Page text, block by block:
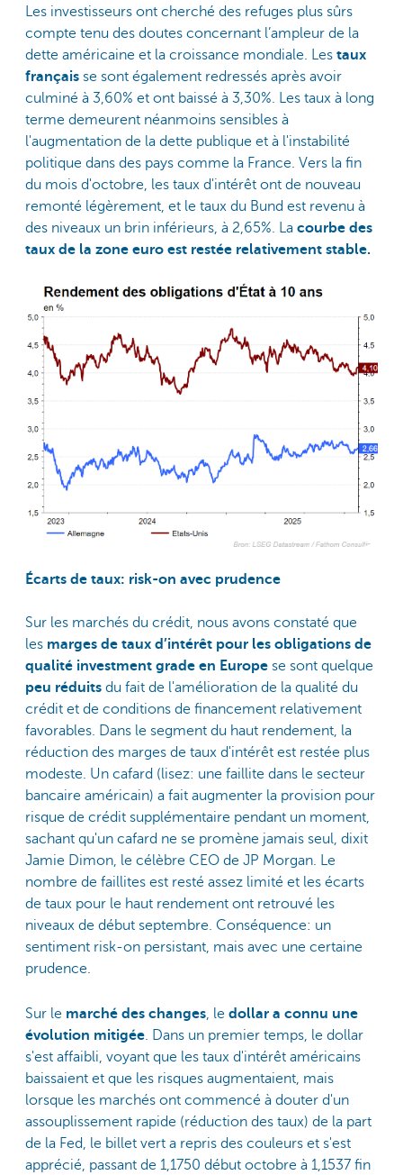
Les investisseurs ont cherché des refuges plus sûrs
compte tenu des doutes concernant l’ampleur de la
dette américaine et la croissance mondiale. Les taux
français se sont également redressés après avoir
culminé à 3,60% et ont baissé à 3,30%. Les taux à long
terme demeurent néanmoins sensibles à
l'augmentation de la dette publique et à l'instabilité
politique dans des pays comme la France. Vers la fin
du mois d'octobre, les taux d'intérêt ont de nouveau
remonté légèrement, et le taux du Bund est revenu à
des niveaux un brin inférieurs, à 2,65%. La courbe des
taux de la zone euro est restée relativement stable.
Écarts de taux: risk-on avec prudence
Sur les marchés du crédit, nous avons constaté que
les marges de taux d’intérêt pour les obligations de
qualité investment grade en Europe se sont quelque
peu réduits du fait de l'amélioration de la qualité du
crédit et de conditions de financement relativement
favorables. Dans le segment du haut rendement, la
réduction des marges de taux d'intérêt est restée plus
modeste. Un cafard (lisez: une faillite dans le secteur
bancaire américain) a fait augmenter la provision pour
risque de crédit supplémentaire pendant un moment,
sachant qu'un cafard ne se promène jamais seul, dixit
Jamie Dimon, le célèbre CEO de JP Morgan. Le
nombre de faillites est resté assez limité et les écarts
de taux pour le haut rendement ont retrouvé les
niveaux de début septembre. Conséquence: un
sentiment risk-on persistant, mais avec une certaine
prudence.
Sur le marché des changes, le dollar a connu une
évolution mitigée. Dans un premier temps, le dollar
s'est affaibli, voyant que les taux d'intérêt américains
baissaient et que les risques augmentaient, mais
lorsque les marchés ont commencé à douter d'un
assouplissement rapide (réduction des taux) de la part
de la Fed, le billet vert a repris des couleurs et s'est
apprécié, passant de 1,1750 début octobre à 1,1537 fin